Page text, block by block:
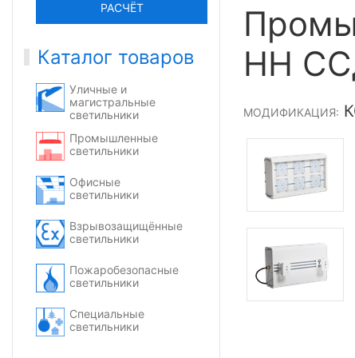
РАСЧЁТ
Каталог товаров
Уличные и
магистральные
светильники
Промышленные
светильники
Офисные
светильники
Взрывозащищённые
светильники
Пожаробезопасные
светильники
Специальные
светильники
НН
МОДИФИКАЦИЯ: